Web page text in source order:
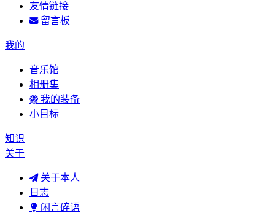
友情链接
留言板
我的
音乐馆
相册集
我的装备
小目标
知识
关于
关于本人
日志
闲言碎语